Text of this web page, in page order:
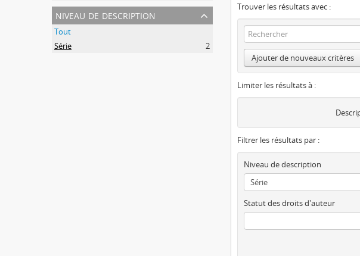
niveau de description
Tout
Série
2
Trouver les résultats avec :
Ajouter de nouveaux critères
Limiter les résultats à :
Filtrer les résultats par :
Niveau de description
Statut des droits d'auteur